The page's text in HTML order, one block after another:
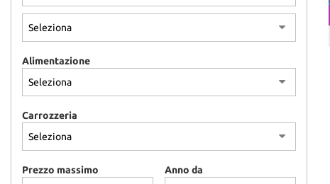
Alimentazione
Carrozzeria
Prezzo massimo Anno da